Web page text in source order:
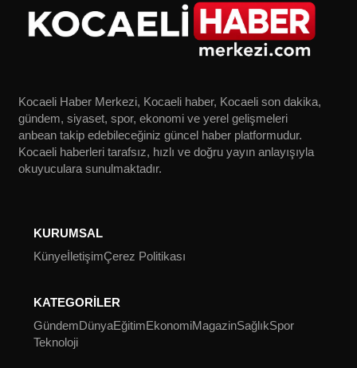
Kocaeli Haber Merkezi, Kocaeli haber, Kocaeli son dakika,
gündem, siyaset, spor, ekonomi ve yerel gelişmeleri
anbean takip edebileceğiniz güncel haber platformudur.
Kocaeli haberleri tarafsız, hızlı ve doğru yayın anlayışıyla
okuyuculara sunulmaktadır.
KURUMSAL
KünyeİletişimÇerez Politikası
KATEGORİLER
GündemDünyaEğitimEkonomiMagazinSağlıkSpor
Teknoloji